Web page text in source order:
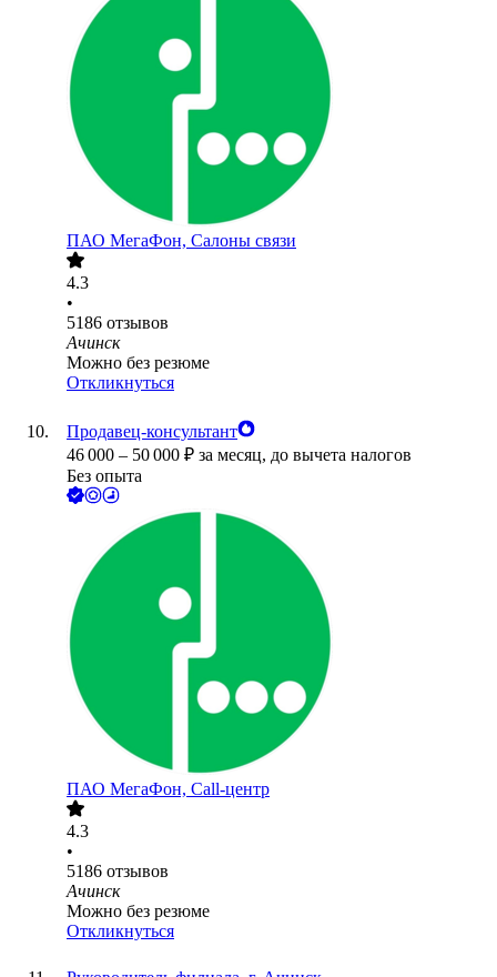
ПАО МегаФон, Салоны связи
4.3
•
5186 отзывов
Ачинск
Можно без резюме
Откликнуться
Продавец-консультант
46 000 – 50 000 ₽ за месяц, до вычета налогов
Без опыта
ПАО МегаФон, Call-центр
4.3
•
5186 отзывов
Ачинск
Можно без резюме
Откликнуться